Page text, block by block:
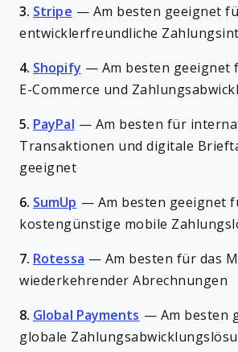
3. Stripe — Am besten geeignet
entwicklerfreundliche
4. Shopify — Am besten
E-Commerce und
5. PayPal — Am besten für
Transaktionen und digitale
geeignet
6. SumUp — Am besten geeignet
kostengünstige mobile
7. Rotessa — Am besten für das
wiederkehrender Abrechnungen
8. Global Payments — Am besten
globale